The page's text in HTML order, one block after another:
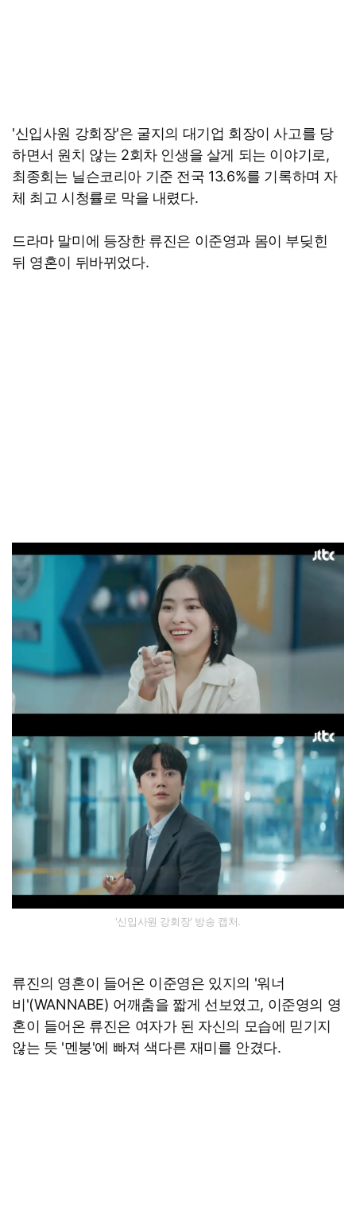
'신입사원 강회장'은 굴지의 대기업 회장이 사고를 당
하면서 원치 않는 2회차 인생을 살게 되는 이야기로,
최종회는 닐슨코리아 기준 전국 13.6%를 기록하며 자
체 최고 시청률로 막을 내렸다.
드라마 말미에 등장한 류진은 이준영과 몸이 부딪힌
뒤 영혼이 뒤바뀌었다.
'신입사원 강회장' 방송 캡처.
류진의 영혼이 들어온 이준영은 있지의 '워너
비'(WANNABE) 어깨춤을 짧게 선보였고, 이준영의 영
혼이 들어온 류진은 여자가 된 자신의 모습에 믿기지
않는 듯 '멘붕'에 빠져 색다른 재미를 안겼다.